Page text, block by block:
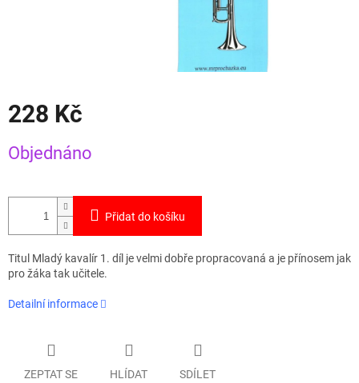
228 Kč
cena:
Objednáno
Přidat do košíku
Titul Mladý kavalír 1. díl je velmi dobře propracovaná a je přínosem jak
pro žáka tak učitele.
Detailní informace
ZEPTAT SE HLÍDAT SDÍLET